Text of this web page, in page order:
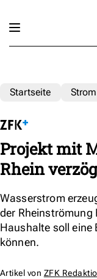
Startseite Strom
Projekt mit
Rhein
Wasserstrom
der Rheinströmung
Haushalte soll eine
können.
Artikel von ZFK